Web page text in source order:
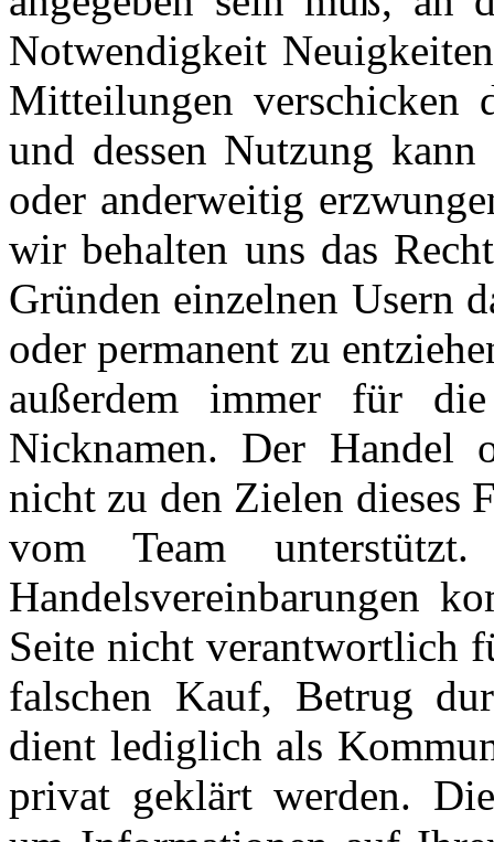
Notwendigkeit
Mitteilungen verschicken
und dessen Nutzung
oder anderweitig
wir behalten uns das
Gründen einzelnen Usern
oder permanent zu
außerdem immer für
Nicknamen. Der Handel
nicht zu den Zielen dieses
vom Team
Handelsvereinbarungen
Seite nicht verantwortlich
falschen Kauf, Betrug
dient lediglich als
privat geklärt werden.